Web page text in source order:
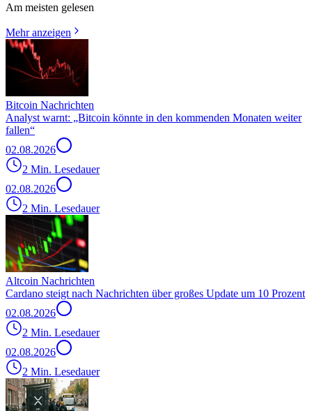
Am meisten gelesen
Mehr anzeigen
Bitcoin Nachrichten
Analyst warnt: „Bitcoin könnte in den kommenden Monaten weiter
fallen“
02.08.2026
2 Min. Lesedauer
02.08.2026
2 Min. Lesedauer
Altcoin Nachrichten
Cardano steigt nach Nachrichten über großes Update um 10 Prozent
02.08.2026
2 Min. Lesedauer
02.08.2026
2 Min. Lesedauer